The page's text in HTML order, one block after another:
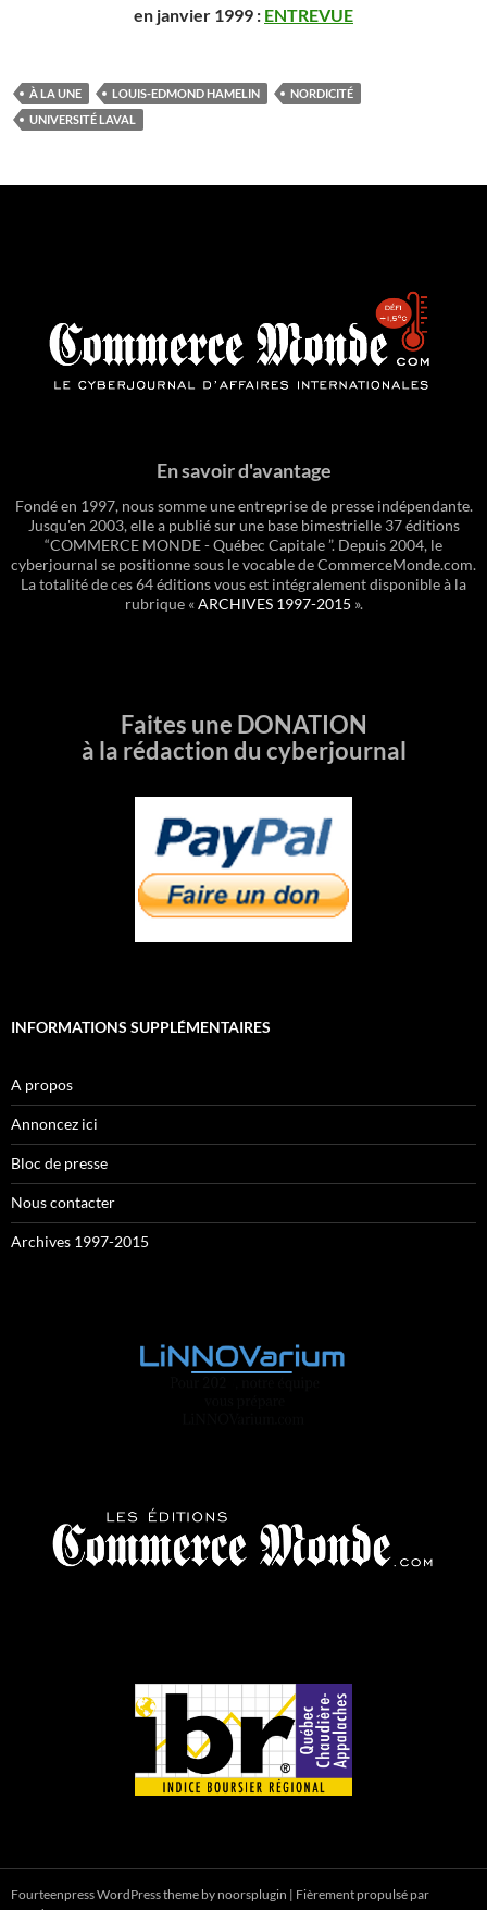
en janvier 1999 : ENTREVUE
À LA UNE LOUIS-EDMOND HAMELIN
NORDICITÉ
UNIVERSITÉ LAVAL
En savoir d'avantage
Fondé en 1997, nous somme une entreprise de presse indépendante.
Jusqu'en 2003, elle a publié sur une base bimestrielle 37 éditions
“COMMERCE MONDE - Québec Capitale ”. Depuis 2004, le
cyberjournal se positionne sous le vocable de CommerceMonde.com.
La totalité de ces 64 éditions vous est intégralement disponible à la
rubrique «ARCHIVES 1997-2015 ».
Faites une DONATION
à la rédaction du cyberjournal
INFORMATIONS SUPPLÉMENTAIRES
A propos
Annoncez ici
Bloc de presse
Nous contacter
Archives 1997-2015
Fourteenpress WordPress theme by noorsplugin | Fièrement propulsé par